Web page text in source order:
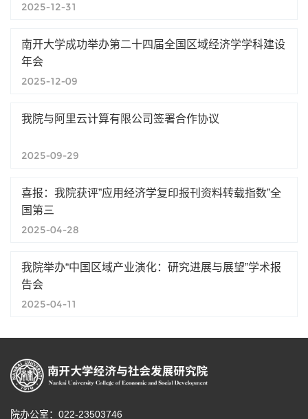
2025-12-31
南开大学成功举办第二十四届全国区域经济学学科建设
年会
2025-12-09
我院与阿里云计算有限公司签署合作协议
2025-09-29
喜报：我院获评”应用经济学复印报刊资料转载指数”全
国第三
2025-04-28
我院举办“中国区域产业演化：研究进展与展望”学术报
告会
2025-04-11
院办公室：022-23503746